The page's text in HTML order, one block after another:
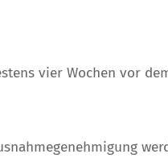
vier Wochen vor